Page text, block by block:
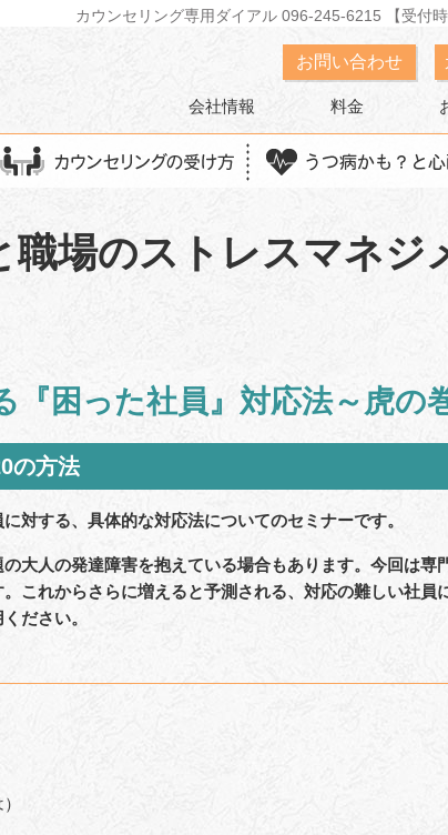
カウンセリング専用ダイアル 096-245-6215 【受付
お問い合わせ
会社情報 料金
職場のストレスマネジ
『困った社員』対応法～虎の
の方法
対する、具体的な対応法についてのセミナーです。
大人の発達障害を抱えている場合もあります。今回は専
これからさらに増えると予測される、対応の難しい社員
ださい。